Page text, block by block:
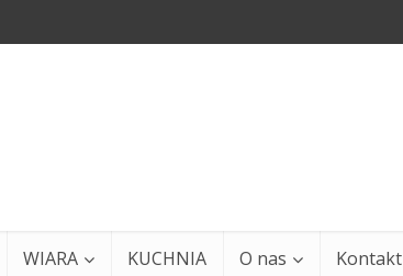
WIARA KUCHNIA O nas Kontakt